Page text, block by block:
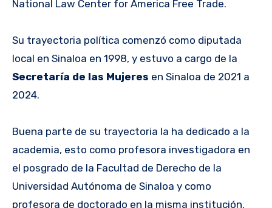
National Law Center for America Free Trade.
Su trayectoria política comenzó como diputada
local en Sinaloa en 1998, y estuvo a cargo de la
Secretaría de las Mujeres en Sinaloa de 2021 a
2024.
Buena parte de su trayectoria la ha dedicado a la
academia, esto como profesora investigadora en
el posgrado de la Facultad de Derecho de la
Universidad Autónoma de Sinaloa y como
profesora de doctorado en la misma institución.